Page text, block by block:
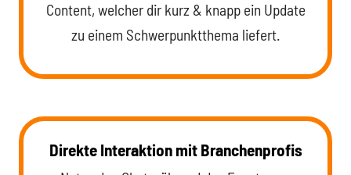
Content, welcher dir kurz & knapp ein Update
zu einem Schwerpunktthema liefert.
Direkte Interaktion mit Branchenprofis